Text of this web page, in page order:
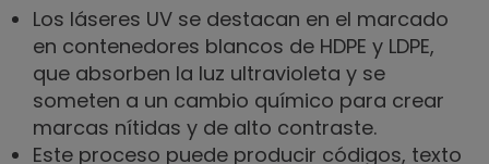
Los láseres UV se destacan en el marcado
en contenedores blancos de HDPE y LDPE,
que absorben la luz ultravioleta y se
someten a un cambio químico para crear
marcas nítidas y de alto contraste.
Este proceso puede producir códigos, texto